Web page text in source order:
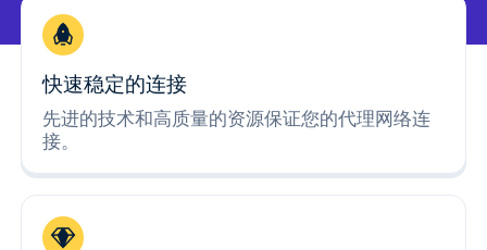
快速稳定的连接
先进的技术和高质量的资源保证您的代理网络连
接。